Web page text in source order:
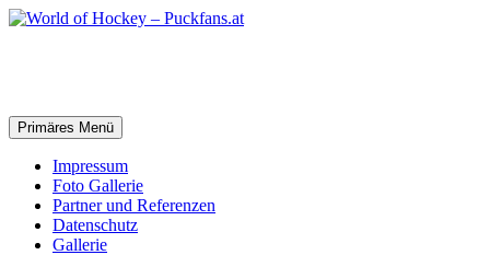
Zum
Suchen
Primäres Menü
Impressum
Foto Gallerie
Partner und Referenzen
Datenschutz
Gallerie